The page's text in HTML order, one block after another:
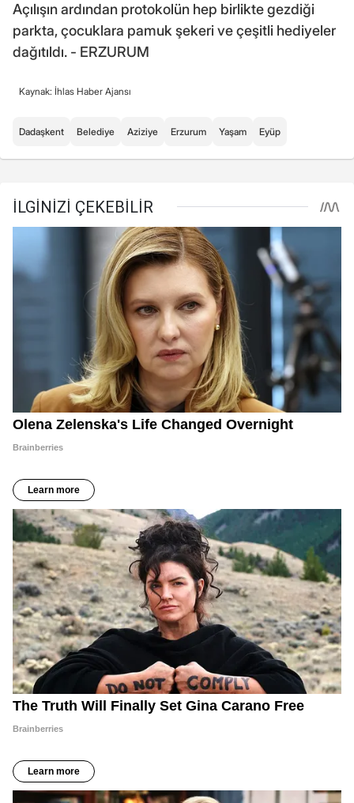
Açılışın ardından protokolün hep birlikte gezdiği
parkta, çocuklara pamuk şekeri ve çeşitli hediyeler
dağıtıldı. - ERZURUM
Kaynak: İhlas Haber Ajansı
Dadaşkent Belediye Aziziye Erzurum Yaşam Eyüp